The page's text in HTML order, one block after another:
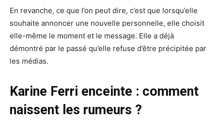
En revanche, ce que l’on peut dire, c’est que lorsqu’elle
souhaite annoncer une nouvelle personnelle, elle choisit
elle-même le moment et le message. Elle a déjà
démontré par le passé qu’elle refuse d’être précipitée par
les médias.
Karine Ferri enceinte : comment
naissent les rumeurs ?